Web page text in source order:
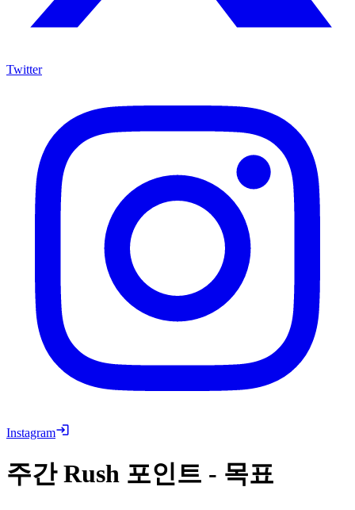
Twitter
Instagram
주간 Rush 포인트 - 목표